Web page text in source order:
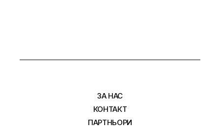
ЗА НАС
КОНТАКТ
ПАРТНЬОРИ